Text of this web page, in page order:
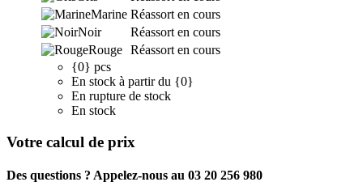
Marine Réassort en cours
Noir
Réassort en cours
Rouge Réassort en cours
{0} pcs
En stock à partir du {0}
En rupture de stock
En stock
Votre calcul de prix
Des questions ? Appelez-nous au 03 20 256 980